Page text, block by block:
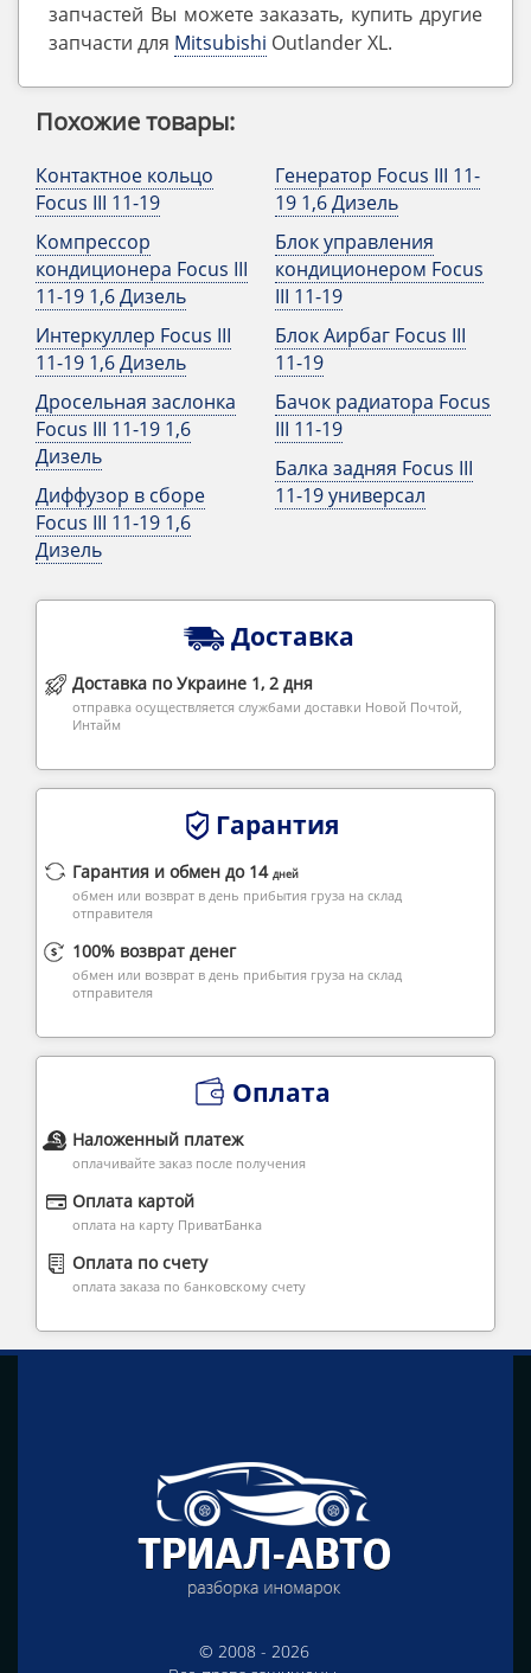
запчастей Вы можете заказать, купить другие
запчасти для Mitsubishi Outlander ‎XL.
Похожие товары:
Контактное кольцо
Focus III 11-19
Компрессор
кондиционера Focus III
11-19 1,6 Дизель
Интеркуллер Focus III
11-19 1,6 Дизель
Дросельная заслонка
Focus III 11-19 1,6
Дизель
Диффузор в сборе
Focus III 11-19 1,6
Дизель
Генератор Focus III 11-
19 1,6 Дизель
Блок управления
кондиционером Focus
III 11-19
Блок Аирбаг Focus III
11-19
Бачок радиатора Focus
III 11-19
Балка задняя Focus III
11-19 универсал
Доставка
Доставка по Украине 1, 2 дня
отправка осуществляется службами доставки Новой Почтой,
Интайм
Гарантия
Гарантия и обмен до 14 дней
обмен или возврат в день прибытия груза на склад
отправителя
100% возврат денег
обмен или возврат в день прибытия груза на склад
отправителя
Оплата
Наложенный платеж
оплачивайте заказ после получения
Оплата картой
оплата на карту ПриватБанка
Оплата по счету
оплата заказа по банковскому счету
© 2008 - 2026